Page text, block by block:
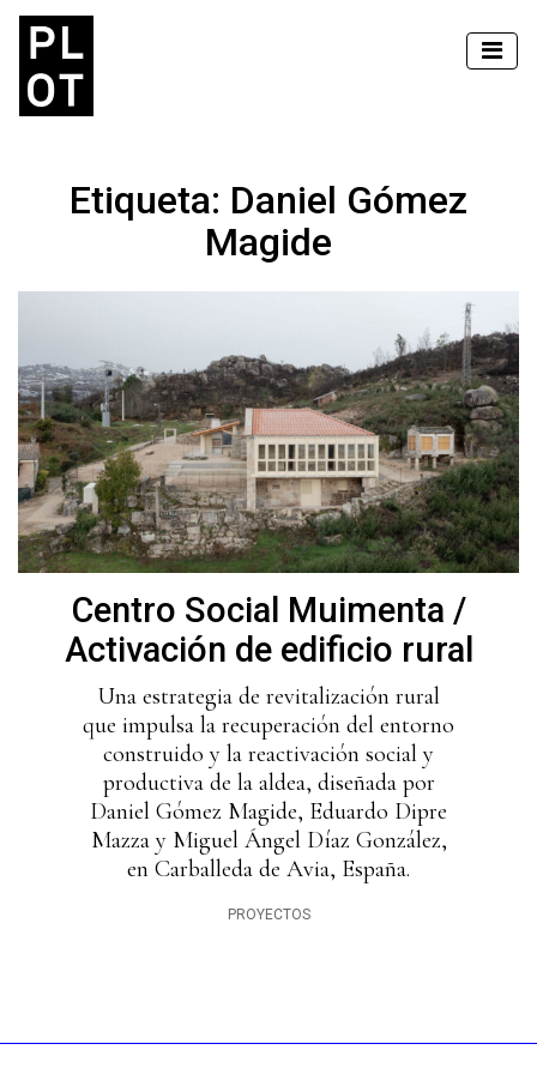
Etiqueta: Daniel Gómez
Magide
Centro Social Muimenta /
Activación de edificio rural
Una estrategia de revitalización rural
que impulsa la recuperación del entorno
construido y la reactivación social y
productiva de la aldea, diseñada por
Daniel Gómez Magide, Eduardo Dipre
Mazza y Miguel Ángel Díaz González,
en Carballeda de Avia, España.
PROYECTOS